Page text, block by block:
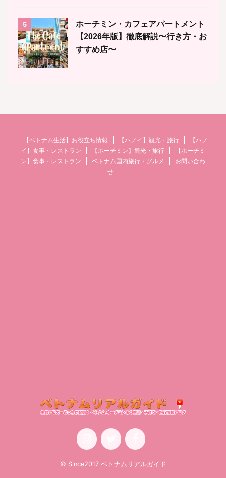
5
ホーチミン・カフェアパートメント
【2026年版】徹底解説〜行き方・お
すすめ店〜
【ベトナム生活】お役立ち情報 【ハノイ】観光・旅行
【ハノ
イ】食事・レストラン
【ホーチミン】観光・旅行
【ホーチミ
ン】食事・レストラン
ベトナム国内旅行・グルメ
お問い合わ
せ
© Since2017 ベトナムリアルガイド